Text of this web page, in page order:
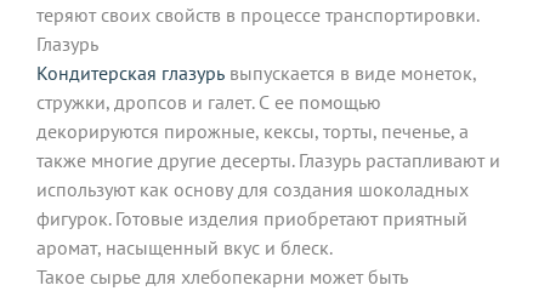
теряют своих свойств в процессе транспортировки.
Глазурь
Кондитерская глазурь выпускается в виде монеток,
стружки, дропсов и галет. С ее помощью
декорируются пирожные, кексы, торты, печенье, а
также многие другие десерты. Глазурь растапливают и
используют как основу для создания шоколадных
фигурок. Готовые изделия приобретают приятный
аромат, насыщенный вкус и блеск.
Такое сырье для хлебопекарни может быть